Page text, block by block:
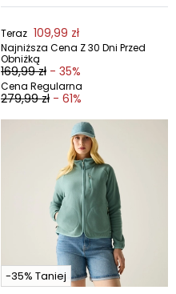
Teraz 109,99 zł
Najniższa Cena Z 30 Dni Przed
Obniżką
169,99 zł - 35%
Cena Regularna
279,99 zł - 61%
-35% Taniej